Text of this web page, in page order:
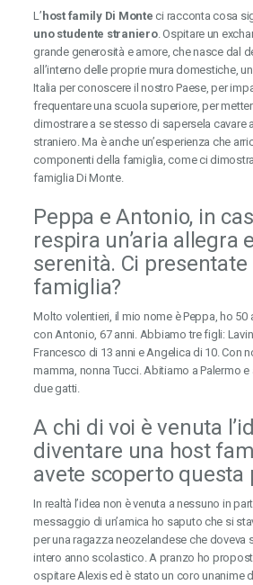
L’ host family Di Monte ci racconta cosa
uno studente straniero. Ospitare un
grande generosità e amore, che nasce dal
all’interno delle proprie mura domestiche,
Italia per conoscere il nostro Paese, per
frequentare una scuola superiore, per
dimostrare a se stesso di sapersela cavare
straniero. Ma è anche un’esperienza che
componenti della famiglia, come ci
famiglia Di Monte.
Peppa e Antonio, in
respira un’aria allegra
serenità. Ci presentate
famiglia?
Molto volentieri, il mio nome è Peppa, ho
con Antonio, 67 anni. Abbiamo tre figli:
Francesco di 13 anni e Angelica di 10. Con
mamma, nonna Tucci. Abitiamo a Palermo
due gatti.
A chi di voi è venuta
diventare una host
avete scoperto questa
In realtà l’idea non è venuta a nessuno in
messaggio di un’amica ho saputo che si
per una ragazza neozelandese che doveva
intero anno scolastico. A pranzo ho
ospitare Alexis ed è stato un coro unanime